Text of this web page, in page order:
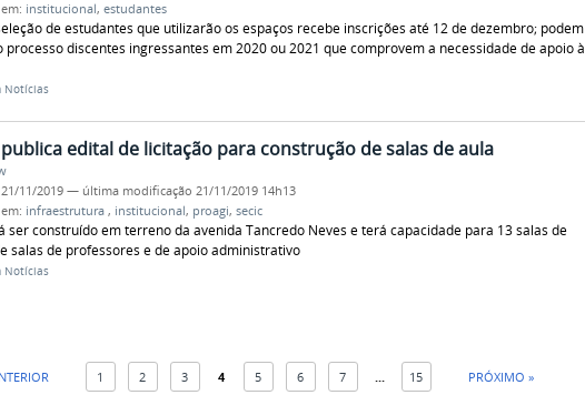
institucional, estudantes
de estudantes que utilizarão os espaços recebe inscrições até 12 de dezembro; podem
processo discentes ingressantes em 2020 ou 2021 que comprovem a necessidade de apoio à
Notícias
publica edital de licitação para construção de salas de aula
21/11/2019 — última modificação 21/11/2019 14h13
infraestrutura , institucional, proagi, secic
ser construído em terreno da avenida Tancredo Neves e terá capacidade para 13 salas de
salas de professores e de apoio administrativo
Notícias
1 2 3 4 5 6 7 15 PRÓXIMO »